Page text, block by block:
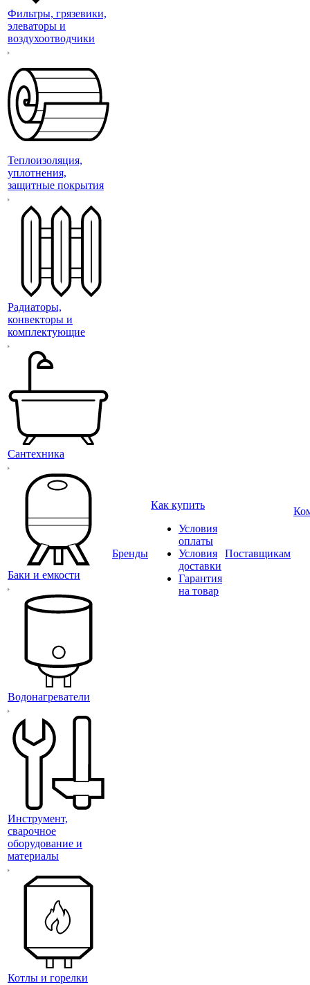
Фильтры, грязевики,
элеваторы и
воздухоотводчики
Теплоизоляция,
уплотнения,
защитные покрытия
Радиаторы,
конвекторы и
комплектующие
Сантехника
Баки и емкости
Водонагреватели
Инструмент,
сварочное
оборудование и
материалы
Котлы и горелки
Бренды
Как купить
Условия
оплаты
Условия
доставки
Гарантия
на товар
Поставщикам